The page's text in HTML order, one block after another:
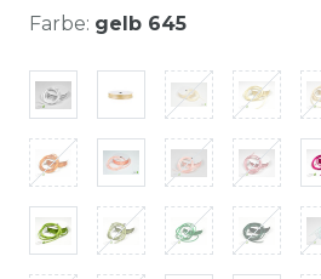
Farbe: gelb 645